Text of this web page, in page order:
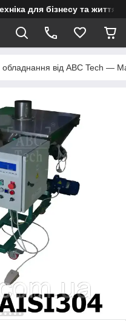
для бізнесу та життя
обладнання від ABC Tech —